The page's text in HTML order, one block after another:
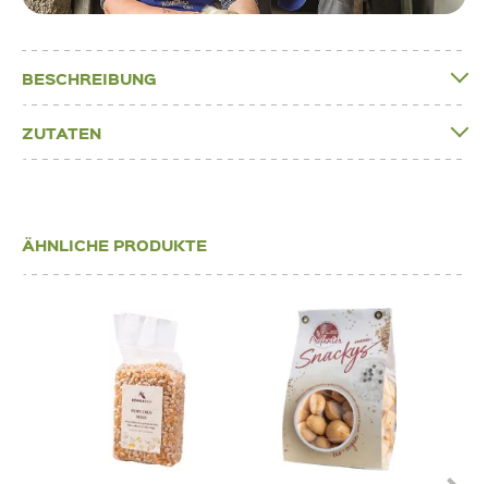
BESCHREIBUNG
ZUTATEN
ÄHNLICHE PRODUKTE